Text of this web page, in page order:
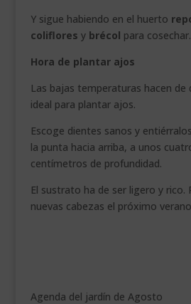
Y sigue habiendo en el huerto
coliflores y brécol para cosechar.
Hora de plantar ajos
Las bajas temperaturas hacen de
ideal para plantar ajos.
Escoge dientes sanos y
la punta hacia arriba, a unos
centímetros de profundidad.
El sustrato ha de ser ligero y rico.
nuevas cabezas el próximo
Agenda del jardín de Agosto